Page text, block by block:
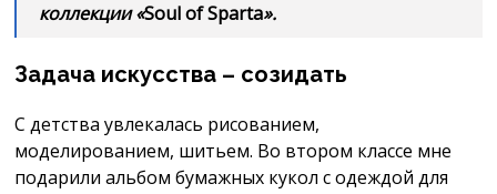
коллекции «Soul of Sparta».
Задача искусства – созидать
С детства увлекалась рисованием,
моделированием, шитьем. Во втором классе мне
подарили альбом бумажных кукол с одеждой для